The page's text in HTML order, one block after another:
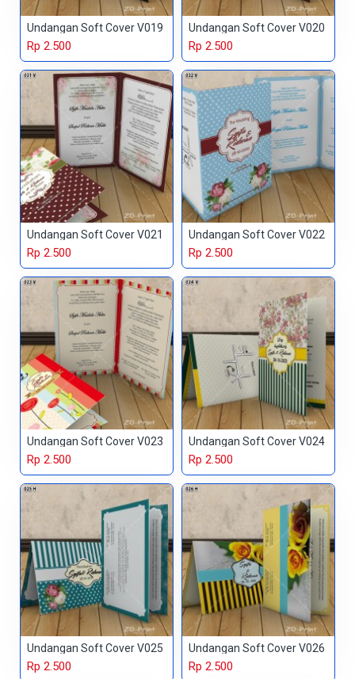
Undangan Soft Cover V019
Rp 2.500
Undangan Soft Cover V020
Rp 2.500
Undangan Soft Cover V021
Rp 2.500
Undangan Soft Cover V022
Rp 2.500
Undangan Soft Cover V023
Rp 2.500
Undangan Soft Cover V024
Rp 2.500
Undangan Soft Cover V025
Rp 2.500
Undangan Soft Cover V026
Rp 2.500